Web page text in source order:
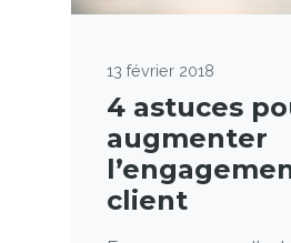
13 février 2018
4 astuces
augmenter
client